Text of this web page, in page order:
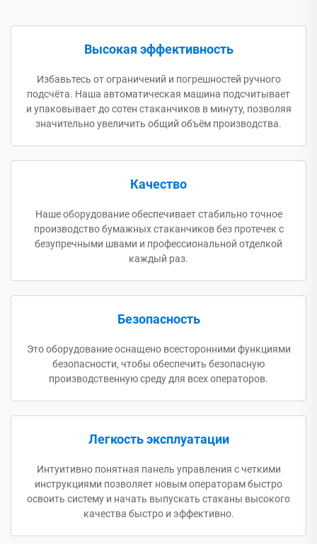
Высокая эффективность
Избавьтесь от ограничений и погрешностей ручного
подсчёта. Наша автоматическая машина подсчитывает
и упаковывает до сотен стаканчиков в минуту, позволяя
значительно увеличить общий объём производства.
Качество
Наше оборудование обеспечивает стабильно точное
производство бумажных стаканчиков без протечек с
безупречными швами и профессиональной отделкой
каждый раз.
Безопасность
Это оборудование оснащено всесторонними функциями
безопасности, чтобы обеспечить безопасную
производственную среду для всех операторов.
Легкость эксплуатации
Интуитивно понятная панель управления с четкими
инструкциями позволяет новым операторам быстро
освоить систему и начать выпускать стаканы высокого
качества быстро и эффективно.